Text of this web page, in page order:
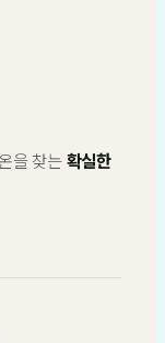
을 찾는확실한